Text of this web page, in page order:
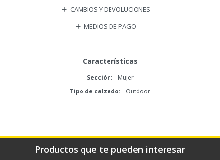
CAMBIOS Y DEVOLUCIONES
MEDIOS DE PAGO
Características
Sección
Mujer
Tipo de calzado
Outdoor
Productos que te pueden interesar